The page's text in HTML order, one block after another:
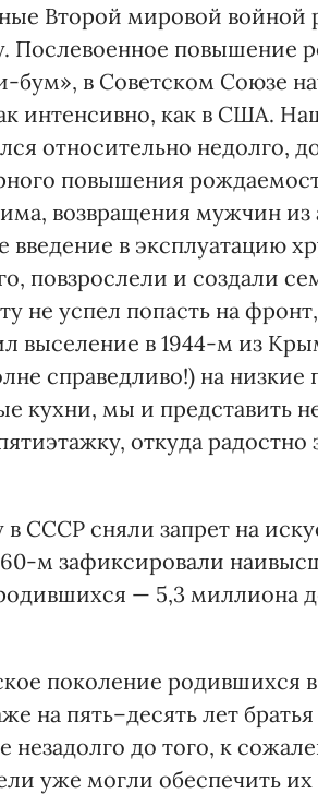
Второй мировой
Послевоенное повышение
в Советском Союзе
интенсивно, как в США.
относительно недолго,
повышения
возвращения мужчин
введение в эксплуатацию
повзрослели и создали
не успел попасть на
выселение в 1944-м из
справедливо!) на низкие
кухни, мы и представить
откуда радостно
СССР сняли запрет на
м зафиксировали
— 5,3 миллиона
поколение родившихся
на пять–десять лет
незадолго до того, к
уже могли обеспечить